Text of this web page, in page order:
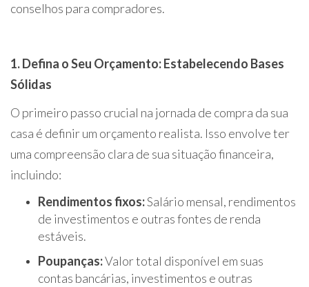
conselhos para compradores.
1. Defina o Seu Orçamento: Estabelecendo Bases
Sólidas
O primeiro passo crucial na jornada de compra da sua
casa é definir um orçamento realista. Isso envolve ter
uma compreensão clara de sua situação financeira,
incluindo:
Rendimentos fixos:Salário mensal, rendimentos
de investimentos e outras fontes de renda
estáveis.
Poupanças:Valor total disponível em suas
contas bancárias, investimentos e outras